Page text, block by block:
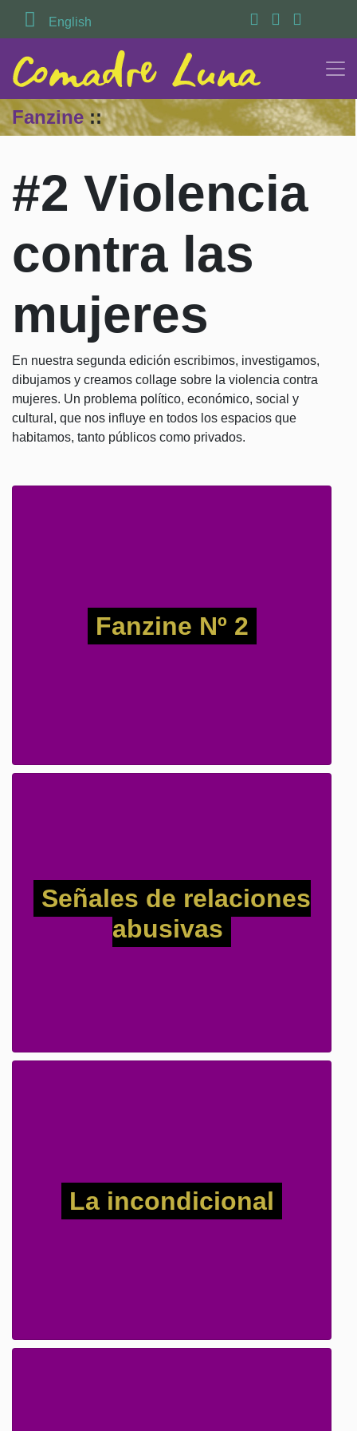
English
Fanzine::
#2 Violencia
contra las
mujeres
En nuestra segunda edición escribimos, investigamos,
dibujamos y creamos collage sobre la violencia contra
mujeres. Un problema político, económico, social y
cultural, que nos influye en todos los espacios que
habitamos, tanto públicos como privados.
Fanzine Nº 2
Señales de relaciones
abusivas
La incondicional